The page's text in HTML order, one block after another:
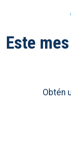
Este
Obtén